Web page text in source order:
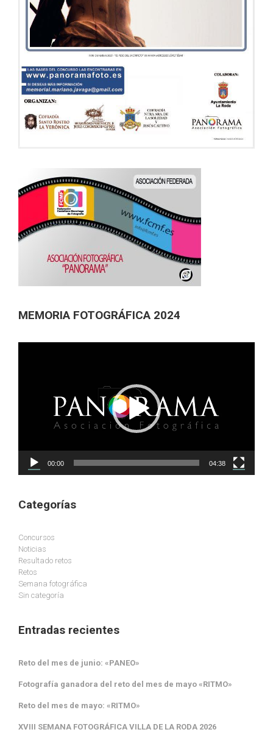
MEMORIA FOTOGRÁFICA 2024
00:00 04:38
Categorías
Concursos
Noticias
Resultado retos
Retos
Semana fotográfica
Sin categoría
Entradas recientes
Reto del mes de junio: «PANEO»
Fotografía ganadora del reto del mes de mayo «RITMO»
Reto del mes de mayo: «RITMO»
XVIII SEMANA FOTOGRÁFICA VILLA DE LA RODA 2026